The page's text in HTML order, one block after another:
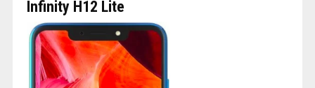
Infinity H12 Lite